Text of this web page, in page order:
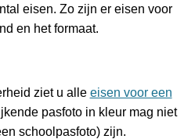
eisen. Zo zijn er eisen voor
en het formaat.
ziet u alle eisen voor een
pasfoto in kleur mag niet
schoolpasfoto) zijn.